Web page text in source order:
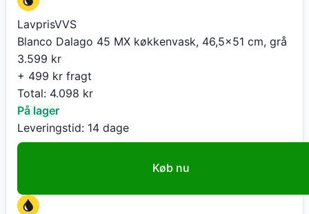
LavprisVVS
Blanco Dalago 45 MX køkkenvask, 46,5x51 cm, grå
3.599 kr
+ 499 kr fragt
Total: 4.098 kr
På lager
Leveringstid: 14 dage
Køb nu